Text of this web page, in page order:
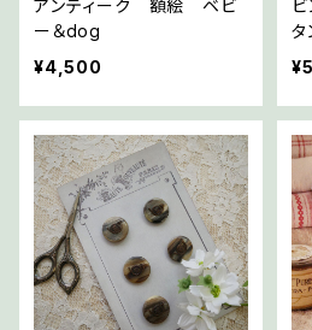
アンティーク 額絵 ベビ
ー＆dog
¥4,500